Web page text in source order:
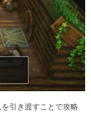
引き渡すことで攻略